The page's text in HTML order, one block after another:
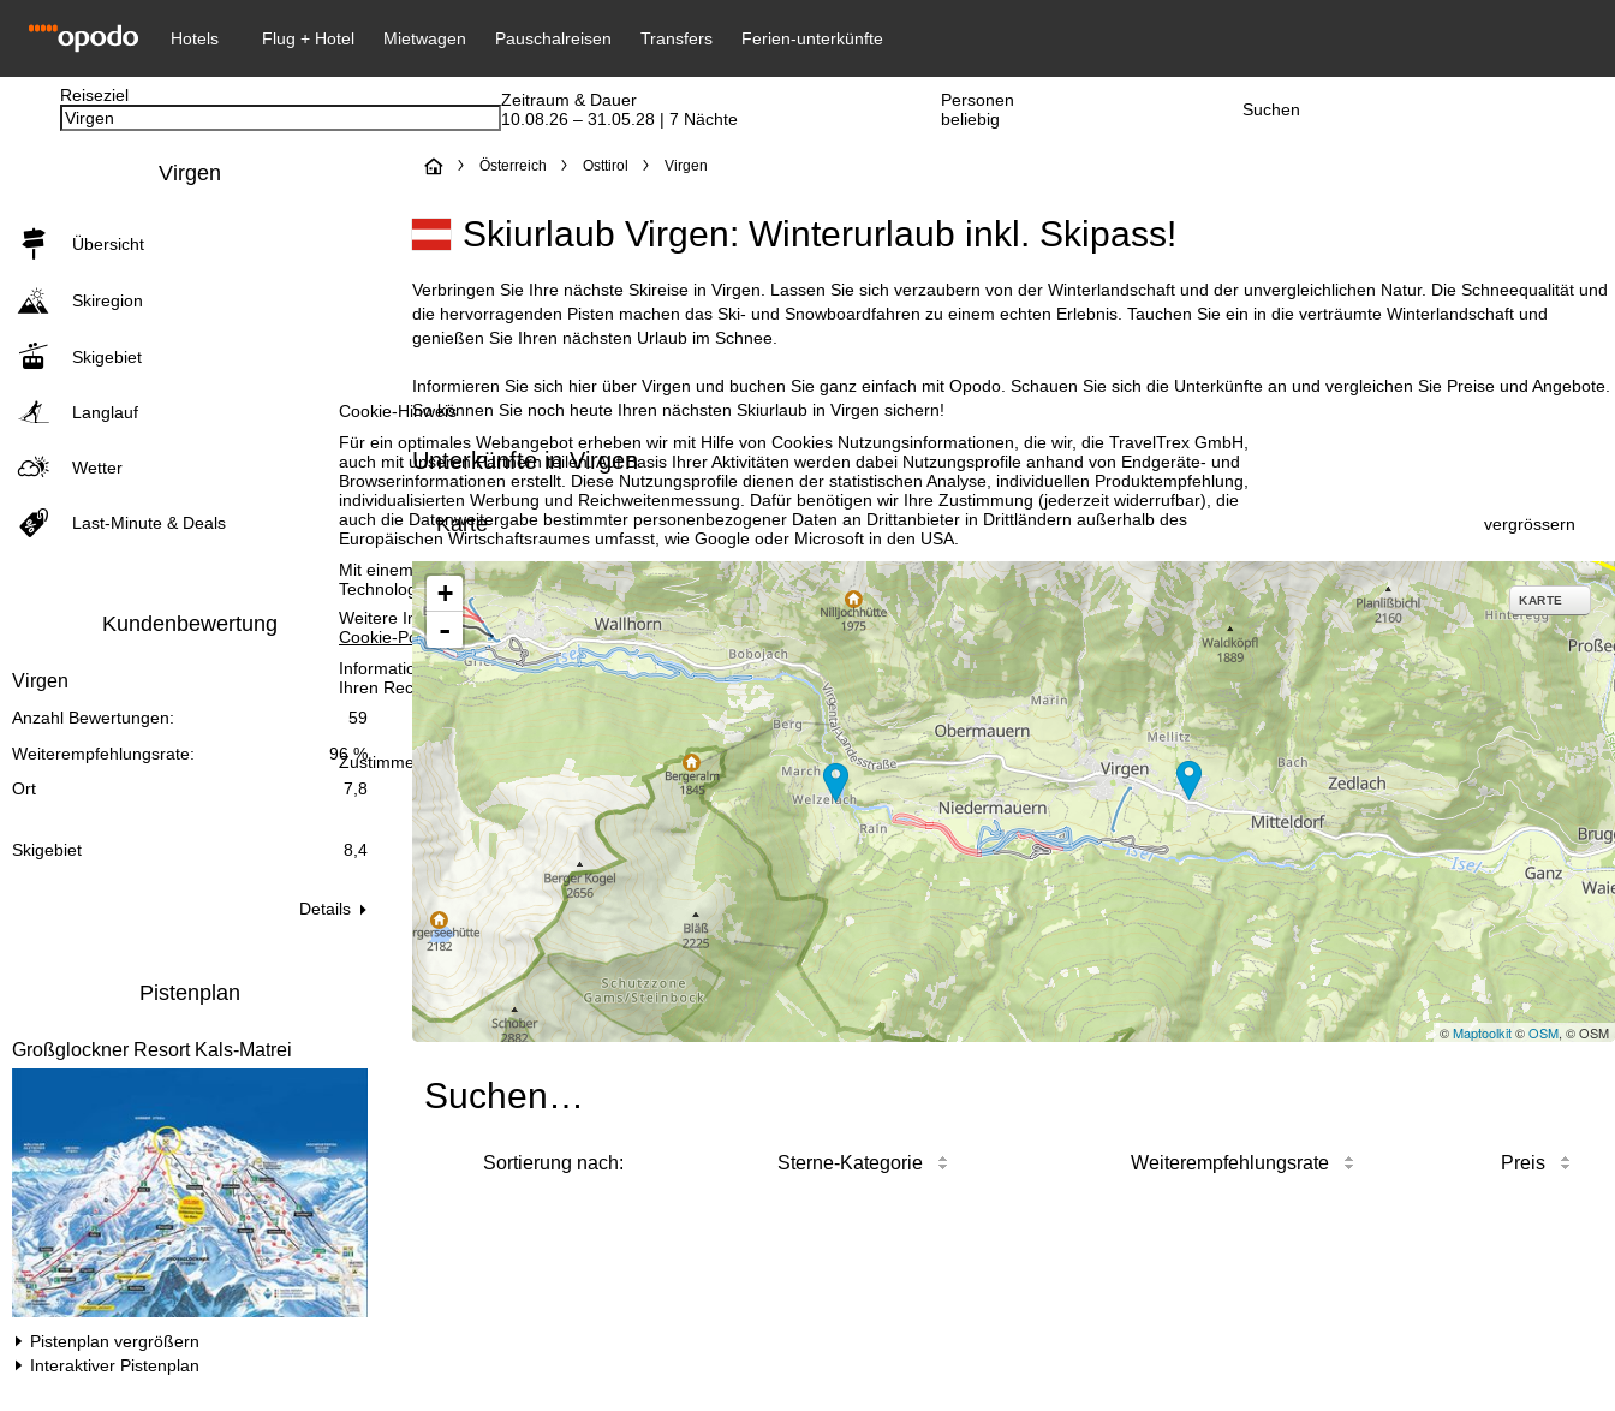
Cookie-Hinweis
Für ein optimales Webangebot erheben wir mit Hilfe von Cookies Nutzungsinformationen, die wir, die TravelTrex GmbH,
auch mit unseren Partnern teilen. Auf Basis Ihrer Aktivitäten werden dabei Nutzungsprofile anhand von Endgeräte- und
Browserinformationen erstellt. Diese Nutzungsprofile dienen der statistischen Analyse, individuellen Produktempfehlung,
individualisierten Werbung und Reichweitenmessung. Dafür benötigen wir Ihre Zustimmung (jederzeit widerrufbar), die
auch die Datenweitergabe bestimmter personenbezogener Daten an Drittanbieter in Drittländern außerhalb des
Europäischen Wirtschaftsraumes umfasst, wie Google oder Microsoft in den USA.
Mit einem Klick aufZustimmen akzeptieren Sie den Einsatz von nicht funktionsnotwendigen Cookies und ähnlichen
Technologien. Wenn Sie Ablehnenklicken, verwenden wir nur technisch und zur Vertragserfüllung notwendige Dienste.
Weitere Informationen zur Cookienutzung und die Möglichkeit zur Änderung Ihrer Einstellungen finden Sie in unserer
Cookie-Policy.
Informationen zum Verantwortlichen finden Sie in unseremImpressum. Informationen zu den Verarbeitungszwecken und
Ihren Rechten finden Sie in unserer
Datenschutzerklärung.
Zustimmen
Reiseziel
Zeitraum & Dauer
10.08.26 – 31.05.28 | 7 Nächte
Personen
beliebig
Suchen
Virgen
Übersicht
Skiregion
Skigebiet
Langlauf
Wetter
Last-Minute & Deals
Kundenbewertung
Virgen
59
Anzahl Bewertungen:
96 %
Weiterempfehlungsrate:
Ort
7,8
Skigebiet 8,4
Details
Pistenplan
Großglockner Resort Kals-Matrei
Pistenplan vergrößern
Interaktiver Pistenplan
S
t
r
s
e
i
t
e
Österreich Osttirol Virgen
Skiurlaub Virgen: Winterurlaub inkl. Skipass!
Verbringen Sie Ihre nächste Skireise in Virgen. Lassen Sie sich verzaubern von der Winterlandschaft und der unvergleichlichen Natur. Die Schneequalität und
die hervorragenden Pisten machen das Ski- und Snowboardfahren zu einem echten Erlebnis. Tauchen Sie ein in die verträumte Winterlandschaft und
genießen Sie Ihren nächsten Urlaub im Schnee.
Informieren Sie sich hier über Virgen und buchen Sie ganz einfach mit Opodo. Schauen Sie sich die Unterkünfte an und vergleichen Sie Preise und Angebote.
So können Sie noch heute Ihren nächsten Skiurlaub in Virgen sichern!
Unterkünfte in Virgen
Karte vergrössern
+
-
KARTE
©Maptoolkit©OSM, © OSM
Suchen…
Sortierung nach: Sterne-Kategorie Weiterempfehlungsrate Preis